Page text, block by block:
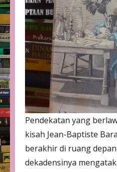
Pendekatan yang
kisah Jean-Baptiste
berakhir di ruang
dekadensinya